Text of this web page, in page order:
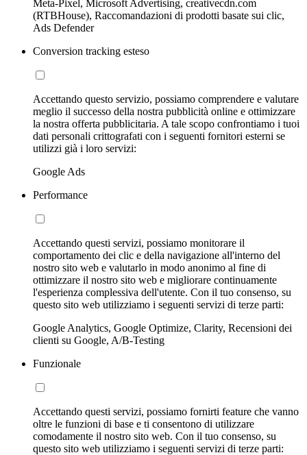
Meta-Pixel, Microsoft Advertising, creativecdn.com
(RTBHouse), Raccomandazioni di prodotti basate sui clic,
Ads Defender
Conversion tracking esteso
Accettando questo servizio, possiamo comprendere e valutare
meglio il successo della nostra pubblicità online e ottimizzare
la nostra offerta pubblicitaria. A tale scopo confrontiamo i tuoi
dati personali crittografati con i seguenti fornitori esterni se
utilizzi già i loro servizi:
Google Ads
Performance
Accettando questi servizi, possiamo monitorare il
comportamento dei clic e della navigazione all'interno del
nostro sito web e valutarlo in modo anonimo al fine di
ottimizzare il nostro sito web e migliorare continuamente
l'esperienza complessiva dell'utente. Con il tuo consenso, su
questo sito web utilizziamo i seguenti servizi di terze parti:
Google Analytics, Google Optimize, Clarity, Recensioni dei
clienti su Google, A/B-Testing
Funzionale
Accettando questi servizi, possiamo fornirti feature che vanno
oltre le funzioni di base e ti consentono di utilizzare
comodamente il nostro sito web. Con il tuo consenso, su
questo sito web utilizziamo i seguenti servizi di terze parti: